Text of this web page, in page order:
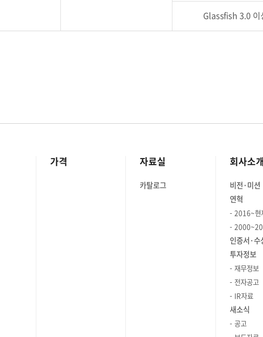
Glassfish 3.0 이
가격 자료실
카탈로그
회사소개
비전·미션
연혁
2016~현
인증서·수
투자정보
재무정보
전자공고
IR자료
새소식
공고